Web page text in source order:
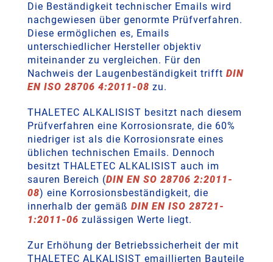
Die Beständigkeit technischer Emails wird
nachgewiesen über genormte Prüfverfahren.
Diese ermöglichen es, Emails
unterschiedlicher Hersteller objektiv
miteinander zu vergleichen. Für den
Nachweis der Laugenbeständigkeit trifft DIN
EN ISO 28706 4:2011-08 zu.
THALETEC ALKALISIST besitzt nach diesem
Prüfverfahren eine Korrosionsrate, die 60%
niedriger ist als die Korrosionsrate eines
üblichen technischen Emails. Dennoch
besitzt THALETEC ALKALISIST auch im
sauren Bereich (DIN EN SO 28706 2:2011-
08) eine Korrosionsbeständigkeit, die
innerhalb der gemäß DIN EN ISO 28721-
1:2011-06 zulässigen Werte liegt.
Zur Erhöhung der Betriebssicherheit der mit
THALETEC ALKALISIST emaillierten Bauteile